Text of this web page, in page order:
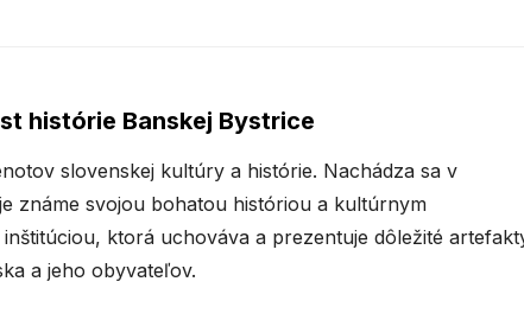
histórie Banskej Bystrice
slovenskej kultúry a histórie. Nachádza sa v
známe svojou bohatou históriou a kultúrnym
ktorá uchováva a prezentuje dôležité
a jeho obyvateľov.